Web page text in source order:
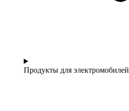
Продукты для электромобилей